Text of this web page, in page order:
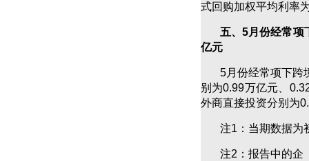
式回购加权平均利率
五、5月份经常项
亿元
5月份经常项下跨
别为0.99万亿元、
外商直接投资分别为
注1：当期数据为
注2：报告中的企